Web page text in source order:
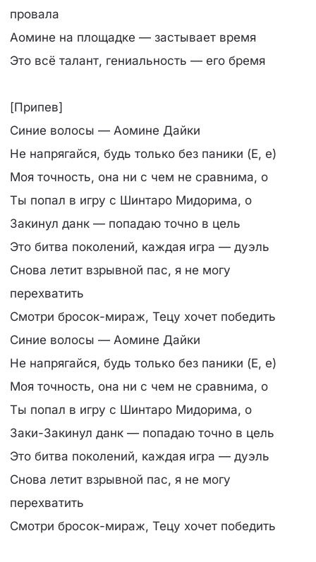
провала
Аомине на площадке — застывает время
Это всё талант, гениальность — его бремя
[Припев]
Синие волосы — Аомине Дайки
Не напрягайся, будь только без паники (Е, е)
Моя точность, она ни с чем не сравнима, о
Ты попал в игру с Шинтаро Мидорима, о
Закинул данк — попадаю точно в цель
Это битва поколений, каждая игра — дуэль
Снова летит взрывной пас, я не могу
перехватить
Смотри бросок-мираж, Тецу хочет победить
Синие волосы — Аомине Дайки
Не напрягайся, будь только без паники (Е, е)
Моя точность, она ни с чем не сравнима, о
Ты попал в игру с Шинтаро Мидорима, о
Заки-Закинул данк — попадаю точно в цель
Это битва поколений, каждая игра — дуэль
Снова летит взрывной пас, я не могу
перехватить
Смотри бросок-мираж, Тецу хочет победить